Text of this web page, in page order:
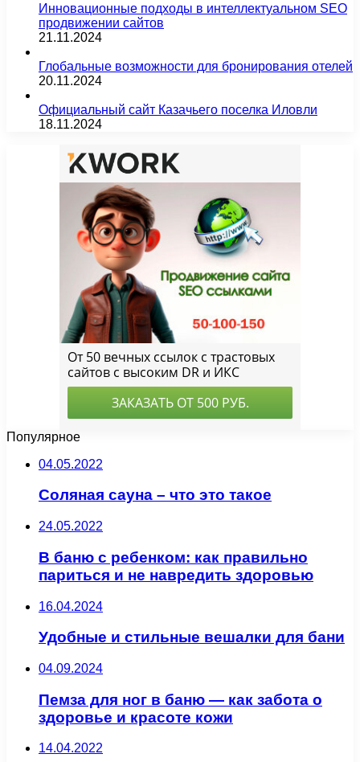
Инновационные подходы в интеллектуальном SEO
продвижении сайтов
21.11.2024
Глобальные возможности для бронирования отелей
20.11.2024
Официальный сайт Казачьего поселка Иловли
18.11.2024
Популярное
04.05.2022
Соляная сауна – что это такое
24.05.2022
В баню с ребенком: как правильно
париться и не навредить здоровью
16.04.2024
Удобные и стильные вешалки для бани
04.09.2024
Пемза для ног в баню — как забота о
здоровье и красоте кожи
14.04.2022